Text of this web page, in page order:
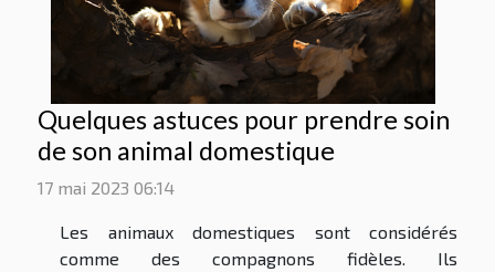
Quelques astuces pour prendre soin
de son animal domestique
17 mai 2023 06:14
Les animaux domestiques sont considérés
comme des compagnons fidèles. Ils